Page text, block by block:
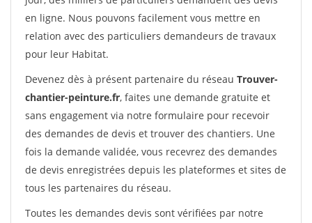
en ligne. Nous pouvons facilement vous mettre en
relation avec des particuliers demandeurs de travaux
pour leur Habitat.
Devenez dès à présent partenaire du réseau Trouver-
chantier-peinture.fr, faites une demande gratuite et
sans engagement via notre formulaire pour recevoir
des demandes de devis et trouver des chantiers. Une
fois la demande validée, vous recevrez des demandes
de devis enregistrées depuis les plateformes et sites de
tous les partenaires du réseau.
Toutes les demandes devis sont vérifiées par notre